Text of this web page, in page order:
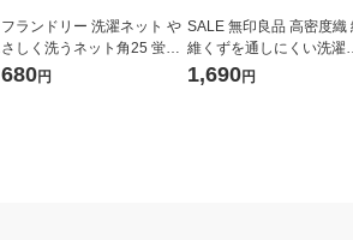
フランドリー 洗濯ネット や
さしく洗うネット角25 蛍光
増白剤不使用・壊れにくい
680円
SALE 無印良品 高密度織 繊
維くずを通しにくい洗濯ネ
ット 平型 約縦70×横50cm
良品計画
1,690円